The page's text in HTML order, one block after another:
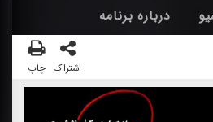
درباره برنامه
اشتراک چاپ